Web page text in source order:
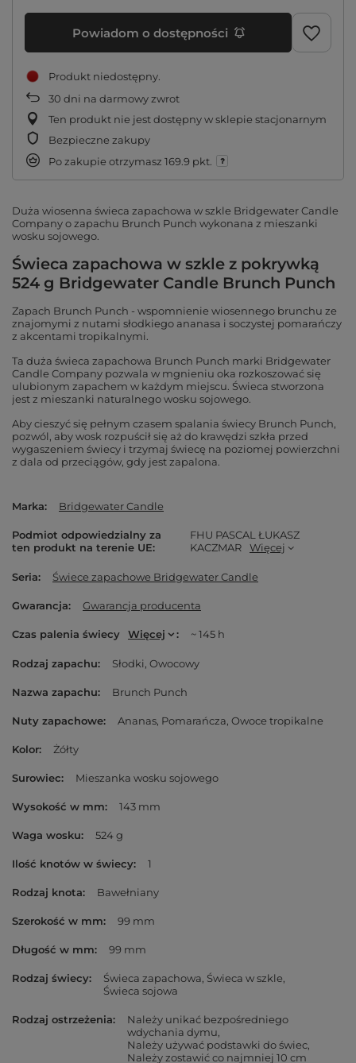
Powiadom o dostępności
Produkt niedostępny
30 dni na darmowy zwrot
Ten produkt nie jest dostępny w sklepie stacjonarnym
Bezpieczne zakupy
Po zakupie otrzymasz 169.9 pkt.
Duża wiosenna świeca zapachowa w szkle Bridgewater Candle
Company o zapachu Brunch Punch wykonana z mieszanki
wosku sojowego.
Świeca zapachowa w szkle z pokrywką
524 g Bridgewater Candle Brunch Punch
Zapach Brunch Punch - wspomnienie wiosennego brunchu ze
znajomymi z nutami słodkiego ananasa i soczystej pomarańczy
z akcentami tropikalnymi.
Ta duża świeca zapachowa Brunch Punch marki Bridgewater
Candle Company pozwala w mgnieniu oka rozkoszować się
ulubionym zapachem w każdym miejscu. Świeca stworzona
jest z mieszanki naturalnego wosku sojowego.
Aby cieszyć się pełnym czasem spalania świecy Brunch Punch,
pozwól, aby wosk rozpuścił się aż do krawędzi szkła przed
wygaszeniem świecy i trzymaj świecę na poziomej powierzchni
z dala od przeciągów, gdy jest zapalona.
Marka Bridgewater Candle
Podmiot odpowiedzialny za
ten produkt na terenie UE
FHU PASCAL ŁUKASZ
KACZMAR
Więcej
Seria Świece zapachowe Bridgewater Candle
Gwarancja Gwarancja producenta
Czas palenia świecy Więcej ~ 145 h
Rodzaj zapachu Słodki Owocowy
Nazwa zapachu Brunch Punch
Nuty zapachowe Ananas Pomarańcza Owoce tropikalne
Kolor Żółty
Surowiec Mieszanka wosku sojowego
Wysokość w mm 143 mm
Waga wosku 524 g
Ilość knotów w świecy 1
Rodzaj knota Bawełniany
Szerokość w mm 99 mm
Długość w mm 99 mm
Rodzaj świecy Świeca zapachowa Świeca w szkle
Świeca sojowa
Rodzaj ostrzeżenia
Należy unikać bezpośredniego
wdychania dymu
Należy używać podstawki do świec
Należy zostawić co najmniej 10 cm